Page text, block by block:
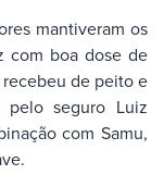
mantiveram os
com boa dose de
de peito e
seguro Luiz
com Samu,